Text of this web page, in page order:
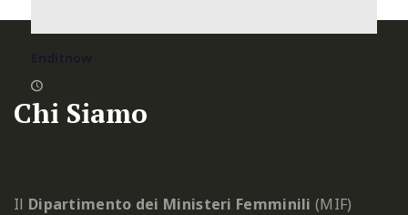
Chi Siamo
Il Dipartimento dei Ministeri Femminili (MIF)